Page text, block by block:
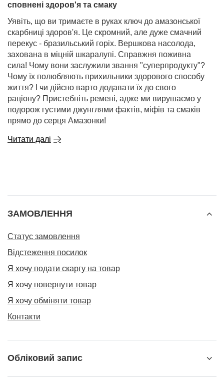
сповнені здоров'я та смаку
Уявіть, що ви тримаєте в руках ключ до амазонської
скарбниці здоров'я. Це скромний, але дуже смачний
перекус - бразильський горіх. Вершкова насолода,
захована в міцній шкаралупі. Справжня поживна
сила! Чому вони заслужили звання "суперпродукту"?
Чому їх полюбляють прихильники здорового способу
життя? І чи дійсно варто додавати їх до свого
раціону? Пристебніть ремені, адже ми вирушаємо у
подорож густими джунглями фактів, міфів та смаків
прямо до серця Амазонки!
Читати далі
ЗАМОВЛЕННЯ
Статус замовлення
Відстеження посилок
Я хочу подати скаргу на товар
Я хочу повернути товар
Я хочу обміняти товар
Контакти
Обліковий запис